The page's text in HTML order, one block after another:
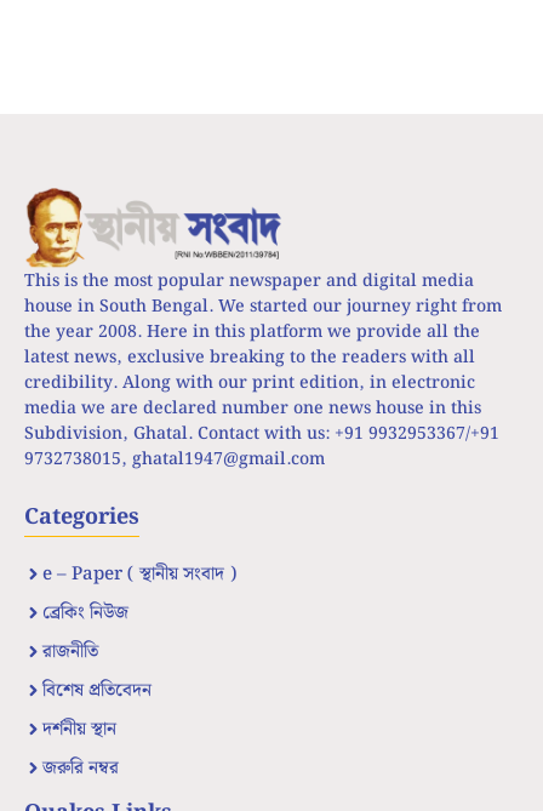
This is the most popular newspaper and digital media
house in South Bengal. We started our journey right from
the year 2008. Here in this platform we provide all the
latest news, exclusive breaking to the readers with all
credibility. Along with our print edition, in electronic
media we are declared number one news house in this
Subdivision, Ghatal. Contact with us: +91 9932953367/+91
9732738015, ghatal1947@gmail.com
Categories
e – Paper ( স্থানীয় সংবাদ )
ব্রেকিং নিউজ
রাজনীতি
বিশেষ প্রতিবেদন
দর্শনীয় স্থান
জরুরি নম্বর